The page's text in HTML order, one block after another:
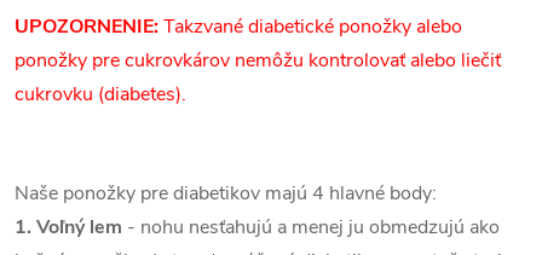
UPOZORNENIE:Takzvané diabetické ponožky alebo
ponožky pre cukrovkárov nemôžu kontrolovať alebo liečiť
cukrovku (diabetes).
Naše ponožky pre diabetikov majú 4 hlavné body:
1. Voľný lem - nohu nesťahujú a menej ju obmedzujú ako